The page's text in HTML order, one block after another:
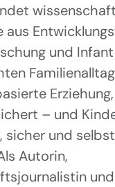
aus
und
– und
sicher und
Autorin,